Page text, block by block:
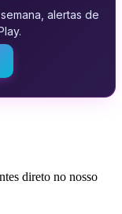
alertas de
direto no nosso